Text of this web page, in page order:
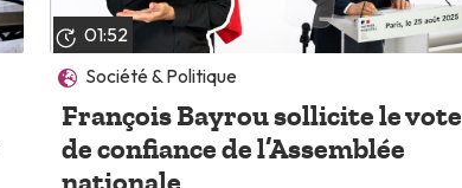
01:52
Société & Politique
François Bayrou sollicite le vote
de confiance de l’Assemblée